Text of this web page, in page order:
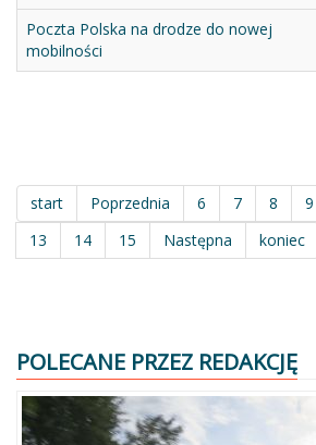
Poczta Polska na drodze do nowej
mobilności
start Poprzednia 6 7 8 9
13
14 15 Następna koniec
POLECANE PRZEZ REDAKCJĘ